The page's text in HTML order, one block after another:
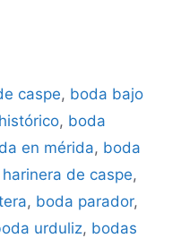
caspe, boda bajo
, boda
en mérida, boda
de caspe,
, boda parador,
urduliz, bodas